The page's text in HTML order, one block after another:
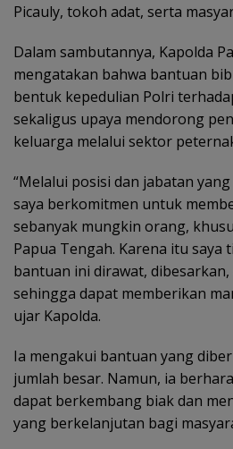
Picauly, tokoh adat, serta
Dalam sambutannya, Kapolda
mengatakan bahwa bantuan
bentuk kepedulian Polri
sekaligus upaya mendorong
keluarga melalui sektor
“Melalui posisi dan jabatan
saya berkomitmen untuk
sebanyak mungkin orang,
Papua Tengah. Karena itu saya
bantuan ini dirawat,
sehingga dapat memberikan
ujar Kapolda.
Ia mengakui bantuan yang
jumlah besar. Namun, ia
dapat berkembang biak dan
yang berkelanjutan bagi